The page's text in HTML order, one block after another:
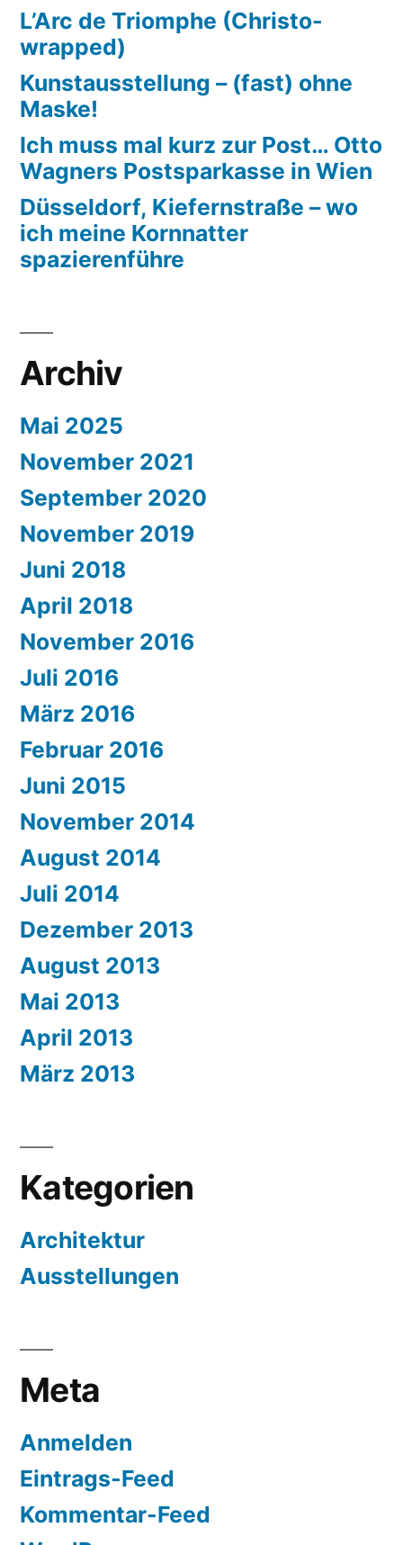
L’Arc de Triomphe (Christo-
wrapped)
Kunstausstellung – (fast) ohne
Maske!
Ich muss mal kurz zur Post… Otto
Wagners Postsparkasse in Wien
Düsseldorf, Kiefernstraße – wo
ich meine Kornnatter
spazierenführe
Archiv
Mai 2025
November 2021
September 2020
November 2019
Juni 2018
April 2018
November 2016
Juli 2016
März 2016
Februar 2016
Juni 2015
November 2014
August 2014
Juli 2014
Dezember 2013
August 2013
Mai 2013
April 2013
März 2013
Kategorien
Architektur
Ausstellungen
Meta
Anmelden
Eintrags-Feed
Kommentar-Feed